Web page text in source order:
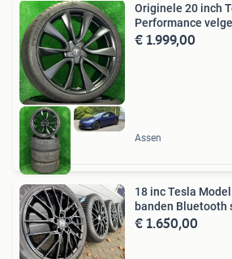
Originele 20 inch
Performance
€ 1.999,00
Assen
18 inc Tesla
banden Bluetooth
€ 1.650,00